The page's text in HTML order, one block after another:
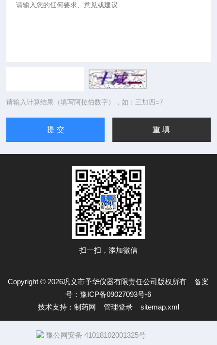
请输入计算结果（填写阿拉伯数字），如：三加四=7
扫一扫，添加微信
Copyright © 2026巩义市予华仪器有限责任公司版权所有备案
号：豫ICP备09027093号-6
技术支持： 制药网 管理登录 sitemap.xml
豫公网安备 41018102001325号